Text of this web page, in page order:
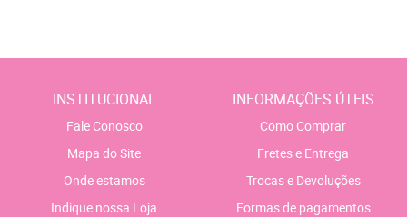
INSTITUCIONAL
Fale Conosco
Mapa do Site
Onde estamos
Indique nossa Loja
INFORMAÇÕES ÚTEIS
Como Comprar
Fretes e Entrega
Trocas e Devoluções
Formas de pagamentos